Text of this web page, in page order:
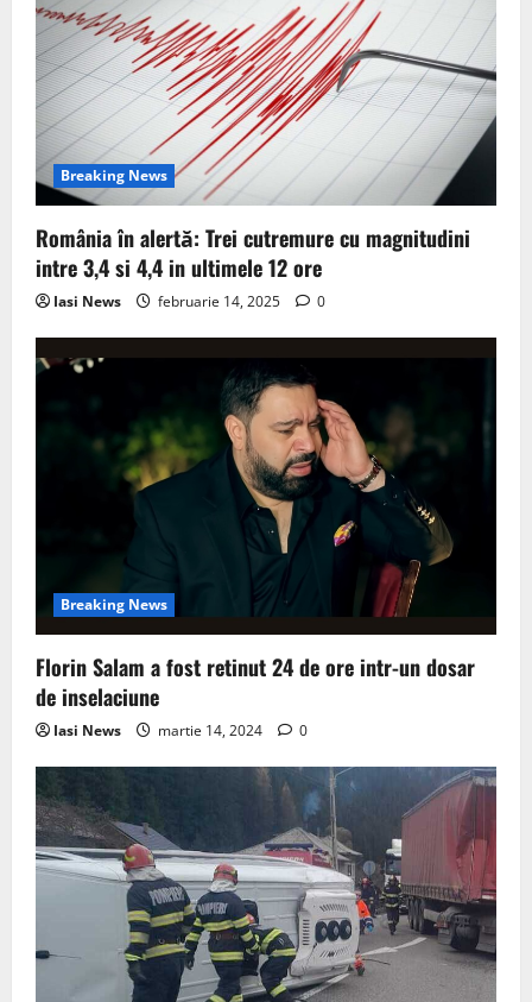
a
t
i
o
n
Breaking News
România în alertă: Trei cutremure cu magnitudini
intre 3,4 si 4,4 in ultimele 12 ore
Iasi News februarie 14, 2025 0
Breaking News
Florin Salam a fost retinut 24 de ore intr-un dosar
de inselaciune
Iasi News martie 14, 2024 0